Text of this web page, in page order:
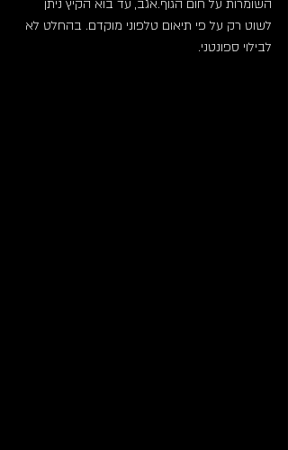
השומרות על חום הגוף.אגב, עד בוא הקיץ ניתן
לשוט רק על פי תיאום טלפוני מוקדם. בהחלט לא
לבילוי ספונטני.